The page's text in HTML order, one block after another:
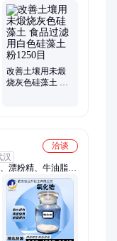
粉、铁粉、硅灰石
、纤维、橡胶颗
白炭黑
改善土壤用未煅
烧灰色硅藻土 食
洽谈
汉
漂粉精、牛油脂肪
磷酸、六氟磷酸
、福美钠、戊二
甲酸、四氧化三